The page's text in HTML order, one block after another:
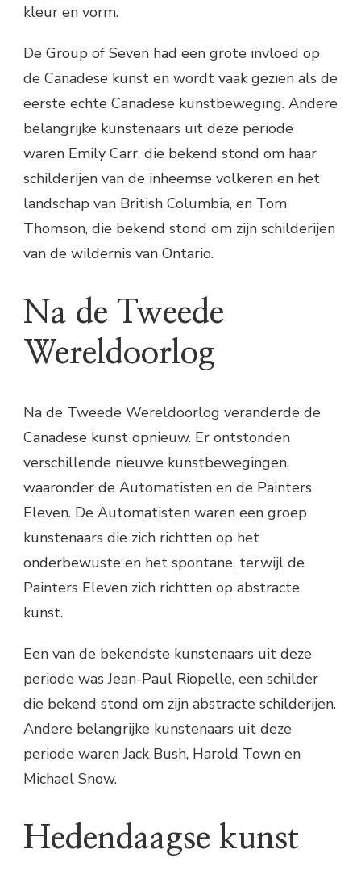
kleur en vorm.
De Group of Seven had een grote invloed op
de Canadese kunst en wordt vaak gezien als de
eerste echte Canadese kunstbeweging. Andere
belangrijke kunstenaars uit deze periode
waren Emily Carr, die bekend stond om haar
schilderijen van de inheemse volkeren en het
landschap van British Columbia, en Tom
Thomson, die bekend stond om zijn schilderijen
van de wildernis van Ontario.
Na de Tweede
Wereldoorlog
Na de Tweede Wereldoorlog veranderde de
Canadese kunst opnieuw. Er ontstonden
verschillende nieuwe kunstbewegingen,
waaronder de Automatisten en de Painters
Eleven. De Automatisten waren een groep
kunstenaars die zich richtten op het
onderbewuste en het spontane, terwijl de
Painters Eleven zich richtten op abstracte
kunst.
Een van de bekendste kunstenaars uit deze
periode was Jean-Paul Riopelle, een schilder
die bekend stond om zijn abstracte schilderijen.
Andere belangrijke kunstenaars uit deze
periode waren Jack Bush, Harold Town en
Michael Snow.
Hedendaagse kunst